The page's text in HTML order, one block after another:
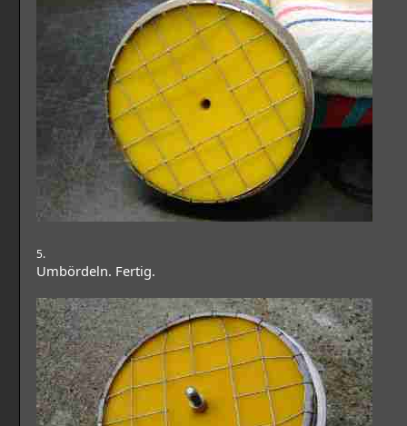
5.
Umbördeln. Fertig.